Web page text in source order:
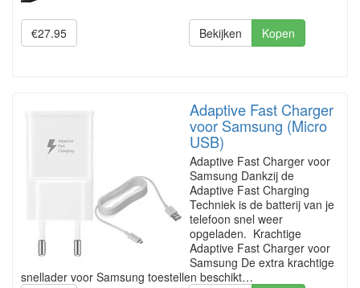
€27.95 Bekijken Kopen
Adaptive Fast Charger
voor Samsung (Micro
USB)
Adaptive Fast Charger voor
Samsung Dankzij de
Adaptive Fast Charging
Techniek is de batterij van je
telefoon snel weer
opgeladen. Krachtige
Adaptive Fast Charger voor
Samsung De extra krachtige
snellader voor Samsung toestellen beschikt…